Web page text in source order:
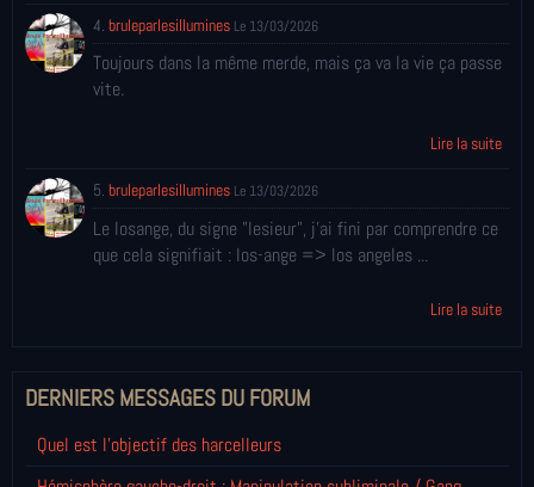
4. bruleparlesillumines Le 13/03/2026
Toujours dans la même merde, mais ça va la vie ça passe
vite.
Lire la suite
5. bruleparlesillumines Le 13/03/2026
Le losange, du signe "lesieur", j'ai fini par comprendre ce
que cela signifiait : los-ange => los angeles ...
Lire la suite
DERNIERS MESSAGES DU FORUM
Quel est l'objectif des harcelleurs